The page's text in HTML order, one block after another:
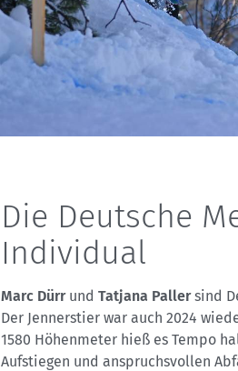
Die Deutsche
Individual
Marc Dürrund Tatjana Pallersind
Der Jennerstier war auch 2024
1580 Höhenmeter hieß es Tempo
Aufstiegen und anspruchsvollen